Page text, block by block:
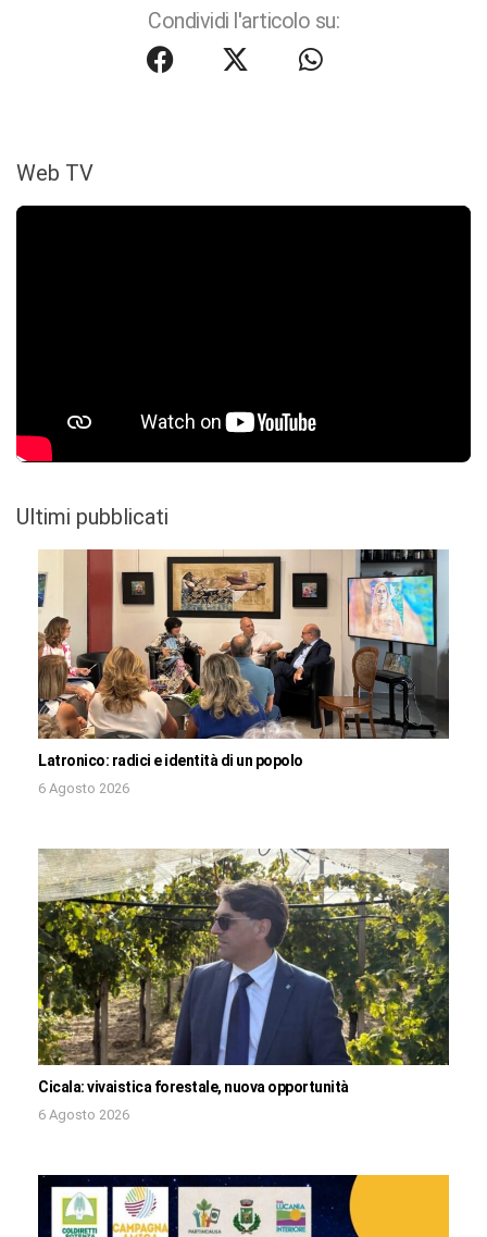
Condividi l'articolo su:
Web TV
Ultimi pubblicati
Latronico: radici e identità di un popolo
6 Agosto 2026
Cicala: vivaistica forestale, nuova opportunità
6 Agosto 2026